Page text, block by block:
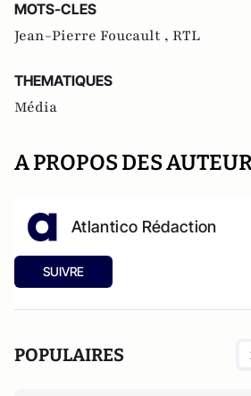
MOTS-CLES
Jean-Pierre Foucault , RTL
THEMATIQUES
Média
A PROPOS DES
Atlantico Rédaction
SUIVRE
POPULAIRES